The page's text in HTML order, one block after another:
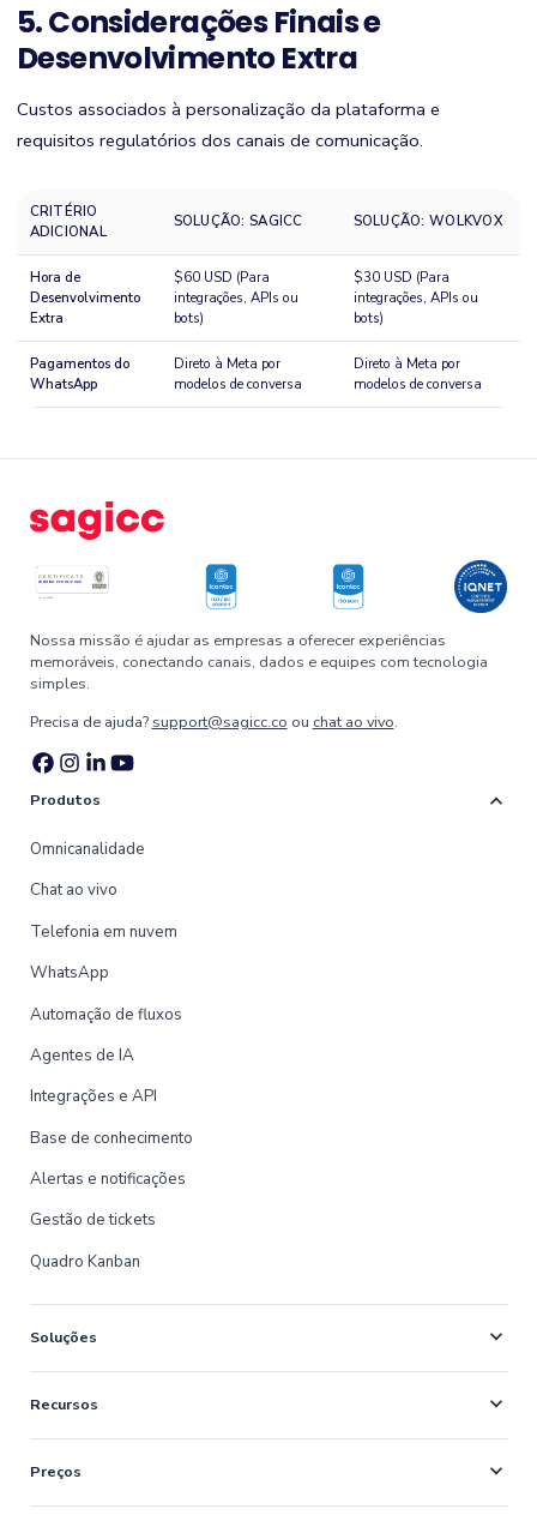
5. Considerações Finais e
Desenvolvimento Extra
Custos associados à personalização da plataforma e
requisitos regulatórios dos canais de comunicação.
CRITÉRIO
ADICIONAL
SOLUÇÃO: SAGICC SOLUÇÃO: WOLKVOX
Hora de
Desenvolvimento
Extra
$60 USD (Para
integrações, APIs ou
bots)
$30 USD (Para
integrações, APIs ou
bots)
Pagamentos do
WhatsApp
Direto à Meta por
modelos de conversa
Direto à Meta por
modelos de conversa
Nossa missão é ajudar as empresas a oferecer experiências
memoráveis, conectando canais, dados e equipes com tecnologia
simples.
Precisa de ajuda? support@sagicc.co ou chat ao vivo.
Produtos expand_more
Omnicanalidade
Chat ao vivo
Telefonia em nuvem
WhatsApp
Automação de fluxos
Agentes de IA
Integrações e API
Base de conhecimento
Alertas e notificações
Gestão de tickets
Quadro Kanban
Soluções expand_more
Recursos expand_more
Preços expand_more